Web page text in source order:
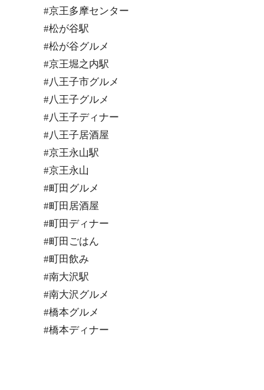
#京王多摩センター
#松が谷駅
#松が谷グルメ
#京王堀之内駅
#八王子市グルメ
#八王子グルメ
#八王子ディナー
#八王子居酒屋
#京王永山駅
#京王永山
#町田グルメ
#町田居酒屋
#町田ディナー
#町田ごはん
#町田飲み
#南大沢駅
#南大沢グルメ
#橋本グルメ
#橋本ディナー